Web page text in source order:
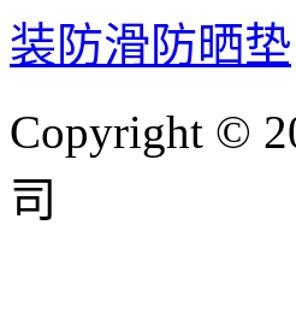
装防滑防晒垫
Copyright ©
司